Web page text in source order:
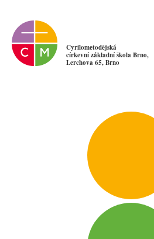
Cyrilometodějská
církevní základní škola Brno,
Lerchova 65, Brno